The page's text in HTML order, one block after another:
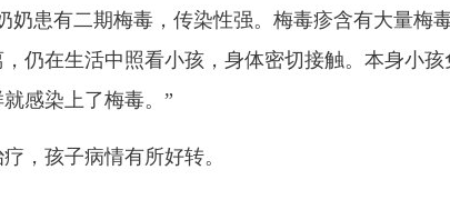
奶患有二期梅毒，传染性强。梅毒疹含有大量梅
仍在生活中照看小孩，身体密切接触。本身小
感染上了梅毒。”
，孩子病情有所好转。